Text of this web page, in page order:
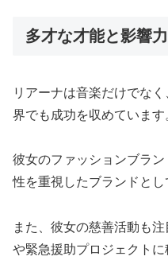
多才な才能と影響力
リアーナは音楽だけでな
界でも成功を収めています
彼女のファッションブラ
性を重視したブランドとし
また、彼女の慈善活動も
や緊急援助プロジェクト